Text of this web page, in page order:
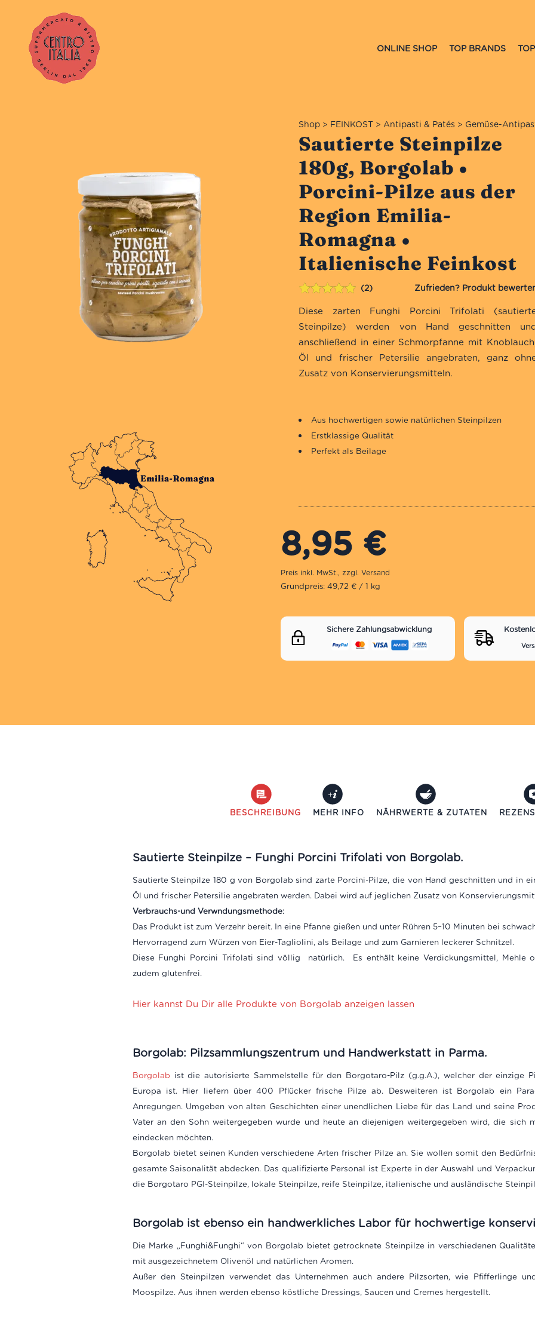
ONLINE SHOP TOP BRANDS
Shop > FEINKOST > Antipasti & Patés > Gemüse-
Sautierte Steinpilze
180g, Borgolab •
Porcini-Pilze aus der
Region Emilia-
Romagna •
Italienische Feinkost
5.00von 5,
basierend
Kundenbewertungen
2
Diese zarten Funghi Porcini Trifolati
Steinpilze) werden von Hand geschnitten
anschließend in einer Schmorpfanne mit
Öl und frischer Petersilie angebraten, ganz
Zusatz von Konservierungsmitteln.
Aus hochwertigen sowie natürlichen Steinpilzen
Erstklassige Qualität
Perfekt als Beilage
8,95 €
Grundpreis: 49,72 € / 1 kg
Sichere Zahlungsabwicklung
BESCHREIBUNG MEHR INFO NÄHRWERTE & ZUTATEN
Sautierte Steinpilze – Funghi Porcini Trifolati von Borgolab.
Sautierte Steinpilze 180 g von Borgolab sind zarte Porcini-Pilze, die von Hand geschnitten und in
Öl und frischer Petersilie angebraten werden. Dabei wird auf jeglichen Zusatz von
Verbrauchs-und Verwndungsmethode:
Das Produkt ist zum Verzehr bereit. In eine Pfanne gießen und unter Rühren 5–10 Minuten bei
Hervorragend zum Würzen von Eier-Tagliolini, als Beilage und zum Garnieren leckerer Schnitzel.
Diese Funghi Porcini Trifolati sind völlig natürlich. Es enthält keine Verdickungsmittel, Mehle
zudem glutenfrei.
Hier kannst Du Dir alle Produkte von Borgolab anzeigen lassen
Borgolab: Pilzsammlungszentrum und Handwerkstatt in Parma.
Borgolab ist die autorisierte Sammelstelle für den Borgotaro-Pilz (g.g.A.), welcher der einzige
Europa ist. Hier liefern über 400 Pflücker frische Pilze ab. Desweiteren ist Borgolab ein
Anregungen. Umgeben von alten Geschichten einer unendlichen Liebe für das Land und seine
Vater an den Sohn weitergegeben wurde und heute an diejenigen weitergegeben wird, die sich
eindecken möchten.
Borgolab bietet seinen Kunden verschiedene Arten frischer Pilze an. Sie wollen somit den
gesamte Saisonalität abdecken. Das qualifizierte Personal ist Experte in der Auswahl und
die Borgotaro PGI-Steinpilze, lokale Steinpilze, reife Steinpilze, italienische und ausländische
Borgolab ist ebenso ein handwerkliches Labor für hochwertige
Die Marke „Funghi&Funghi“ von Borgolab bietet getrocknete Steinpilze in verschiedenen
mit ausgezeichnetem Olivenöl und natürlichen Aromen.
Außer den Steinpilzen verwendet das Unternehmen auch andere Pilzsorten, wie Pfifferlinge
Moospilze. Aus ihnen werden ebenso köstliche Dressings, Saucen und Cremes hergestellt.